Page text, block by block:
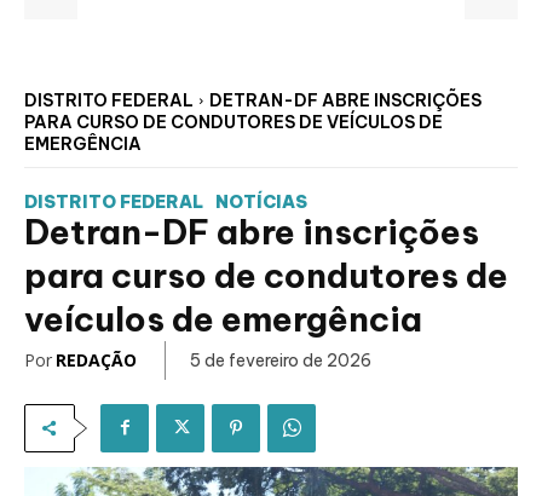
DISTRITO FEDERAL
DETRAN-DF ABRE INSCRIÇÕES
PARA CURSO DE CONDUTORES DE VEÍCULOS DE
EMERGÊNCIA
DISTRITO FEDERAL NOTÍCIAS
Detran-DF abre inscrições
para curso de condutores de
veículos de emergência
Por REDAÇÃO 5 de fevereiro de 2026